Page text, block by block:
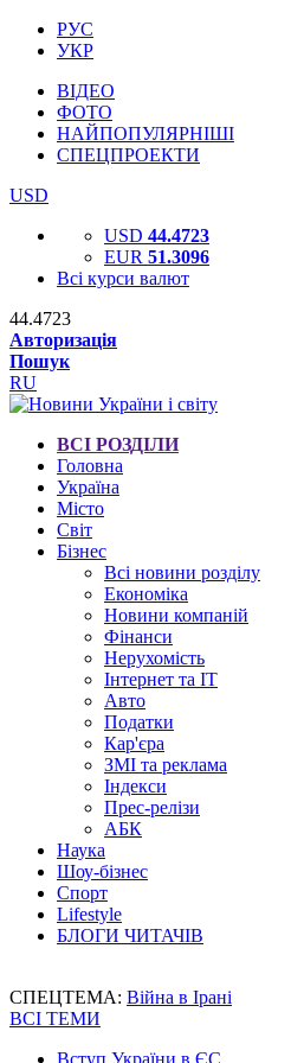
РУС
УКР
ВІДЕО
ФОТО
НАЙПОПУЛЯРНІШІ
СПЕЦПРОЕКТИ
USD
USD 44.4723
EUR 51.3096
Всі курси валют
44.4723
Авторизація
Пошук
RU
ВСІ РОЗДІЛИ
Головна
Україна
Місто
Світ
Бізнес
Всі новини розділу
Економіка
Новини компаній
Фінанси
Нерухомість
Інтернет та IT
Авто
Податки
Кар'єра
ЗМІ та реклама
Індекси
Прес-релізи
АБК
Наука
Шоу-бізнес
Спорт
Lifestyle
БЛОГИ ЧИТАЧІВ
СПЕЦТЕМА: Війна в Ірані
ВСІ ТЕМИ
Вступ України в ЄС